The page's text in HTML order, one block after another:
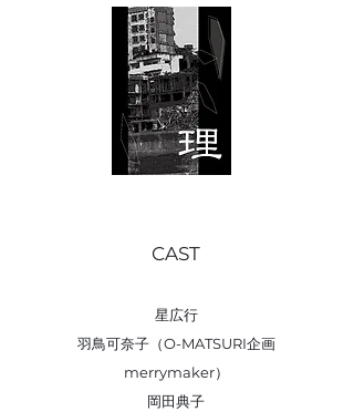
CAST
星広行
羽鳥可奈子（O-MATSURI企画
merrymaker）
岡田典子